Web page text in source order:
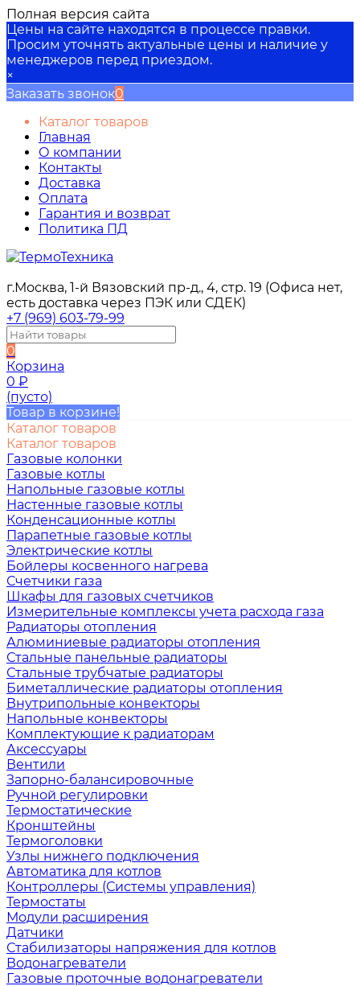
Полная версия сайта
Цены на сайте находятся в процессе правки.
Просим уточнять актуальные цены и наличие у
менеджеров перед приездом.
×
Заказать звонок0
Каталог товаров
Главная
О компании
Контакты
Доставка
Оплата
Гарантия и возврат
Политика ПД
г.Москва, 1-й Вязовский пр-д., 4, стр. 19 (Офиса нет,
есть доставка через ПЭК или СДЕК)
+7 (969) 603-79-99
0
Корзина
0 ₽
(пусто)
Товар в корзине!
Каталог товаров
Каталог товаров
Газовые колонки
Газовые котлы
Напольные газовые котлы
Настенные газовые котлы
Конденсационные котлы
Парапетные газовые котлы
Электрические котлы
Бойлеры косвенного нагрева
Счетчики газа
Шкафы для газовых счетчиков
Измерительные комплексы учета расхода газа
Радиаторы отопления
Алюминиевые радиаторы отопления
Стальные панельные радиаторы
Стальные трубчатые радиаторы
Биметаллические радиаторы отопления
Внутрипольные конвекторы
Напольные конвекторы
Комплектующие к радиаторам
Аксессуары
Вентили
Запорно-балансировочные
Ручной регулировки
Термостатические
Кронштейны
Термоголовки
Узлы нижнего подключения
Автоматика для котлов
Контроллеры (Системы управления)
Термостаты
Модули расширения
Датчики
Стабилизаторы напряжения для котлов
Водонагреватели
Газовые проточные водонагреватели